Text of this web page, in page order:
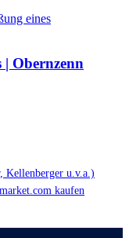
| Obernzenn
Kellenberger u.v.a.)
kaufen